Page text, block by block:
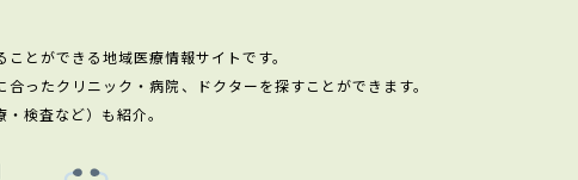
とができる地域医療情報サイトです。
ったクリニック・病院、ドクターを探すことができます。
検査など）も紹介。